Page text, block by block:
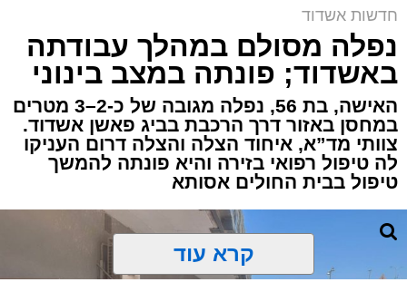
אירוע דרמטי הסתיים בנס רפואי באשדוד, לאחר
שגבר בן 56 התמוטט בביתו שבאחד הרחובות
ברובע י"א בעיר, כתוצאה מאירוע פתאומי שגרם
להפסקת פעילות ליבו.
למקום הוזעקו מיד צוותי רפואה ומתנדבים של
ארגון "איחוד הצלה". החובשים והפרמדיקים
הכרה, ופתחו מיידית בפעולות החייאה מתקדמות,
הכוללות עיסויי לב ושימוש במפעם (דפיברילטור).
חדשות אשדוד
נפלה מסולם במהלך עבודתה
באשדוד; פונתה במצב בינוני
האישה, בת 56, נפלה מגובה של כ-2–3 מטרים
במחסן באזור דרך הרכבת בביג פאשן אשדוד.
צוותי מד”א, איחוד הצלה והצלה דרום העניקו
לה טיפול רפואי בזירה והיא פונתה להמשך
טיפול בבית החולים אסותא
קרא עוד